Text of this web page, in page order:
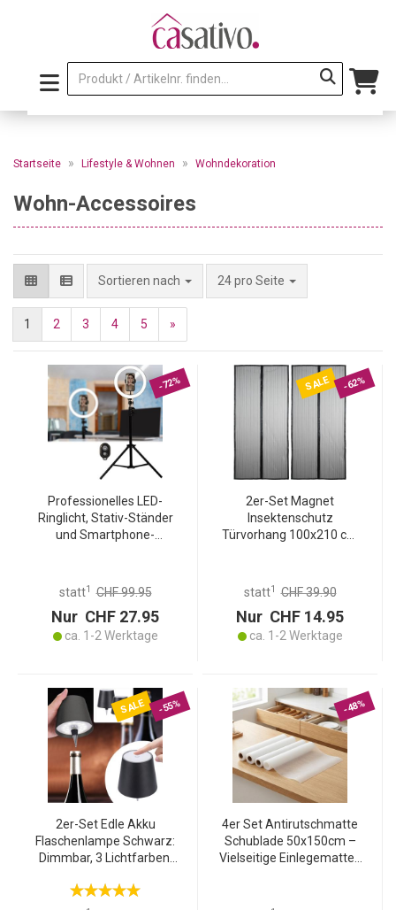
Startseite » Lifestyle & Wohnen » Wohndekoration
Wohn-Accessoires
Sortieren nach 24 pro Seite
1 2 3 4 5 »
-72%
Professionelles LED-
Ringlicht, Stativ-Ständer
und Smartphone-
Youtube, TikTok, Make-Up,
statt1 CHF 99.95
Nur CHF 27.95
ca. 1-2 Werktage
SALE -62%
2er-Set Magnet
Insektenschutz
Türvorhang 100x210 cm
mit Klettband,
Mesh
statt1 CHF 39.90
Nur CHF 14.95
ca. 1-2 Werktage
SALE -55%
2er-Set Edle Akku
Flaschenlampe Schwarz:
Dimmbar, 3 Lichtfarben:
stimmungsvolle Leuchten
-48%
4er Set Antirutschmatte
Schublade 50x150cm –
Vielseitige Einlegematten